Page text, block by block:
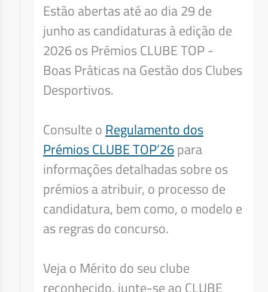
Estão abertas até ao dia 29 de
junho as candidaturas à edição de
2026 os Prémios CLUBE TOP -
Boas Práticas na Gestão dos Clubes
Desportivos.
Consulte o Regulamento dos
Prémios CLUBE TOP’26para
informações detalhadas sobre os
prémios a atribuir, o processo de
candidatura, bem como, o modelo e
as regras do concurso.
Veja o Mérito do seu clube
reconhecido, junte-se ao CLUBE